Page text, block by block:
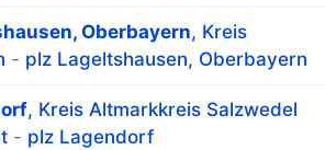
Oberbayern, Kreis
- plz Lageltshausen, Oberbayern
, Kreis Altmarkkreis Salzwedel
- plz Lagendorf